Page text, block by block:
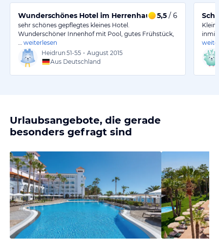
Wunderschönes Hotel im Herrenhaus 5,5 / 6
sehr schönes gepflegtes kleines Hotel.
Wunderschöner Innenhof mit Pool, gutes Frühstück,
weiterlesen
Heidrun 51-55 • August 2015
Aus Deutschland
Urlaubsangebote, die gerade
besonders gefragt sind